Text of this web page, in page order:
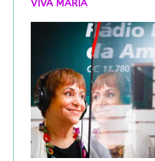
VIVA MARIA